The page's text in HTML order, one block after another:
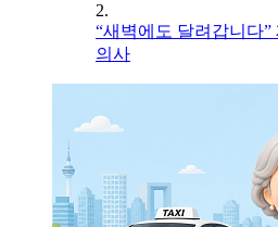
2.
“새벽에도 달려갑니다
의사